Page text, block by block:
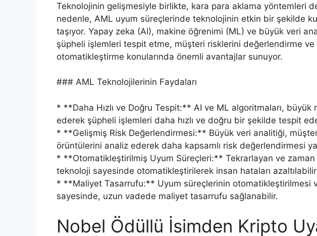
Teknolojinin gelişmesiyle birlikte, kara para aklama yöntemleri
nedenle, AML uyum süreçlerinde teknolojinin etkin bir şekilde
taşıyor. Yapay zeka (AI), makine öğrenimi (ML) ve büyük veri
şüpheli işlemleri tespit etme, müşteri risklerini değerlendirme ve
otomatikleştirme konularında önemli avantajlar sunuyor.
### AML Teknolojilerinin Faydaları
* **Daha Hızlı ve Doğru Tespit:** AI ve ML algoritmaları,
ederek şüpheli işlemleri daha hızlı ve doğru bir şekilde tespit
* **Gelişmiş Risk Değerlendirmesi:** Büyük veri analitiği, müşteri
örüntülerini analiz ederek daha kapsamlı risk değerlendirmesi
* **Otomatikleştirilmiş Uyum Süreçleri:** Tekrarlayan ve
teknoloji sayesinde otomatikleştirilerek insan hataları azaltılabilir
* **Maliyet Tasarrufu:** Uyum süreçlerinin otomatikleştirilmesi
sayesinde, uzun vadede maliyet tasarrufu sağlanabilir.
Nobel Ödüllü İsimden Kripto